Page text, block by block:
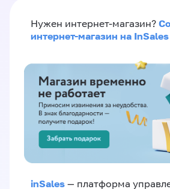
Нужен интернет-магазин?
интернет-магазин на InSales
inSales — платформа